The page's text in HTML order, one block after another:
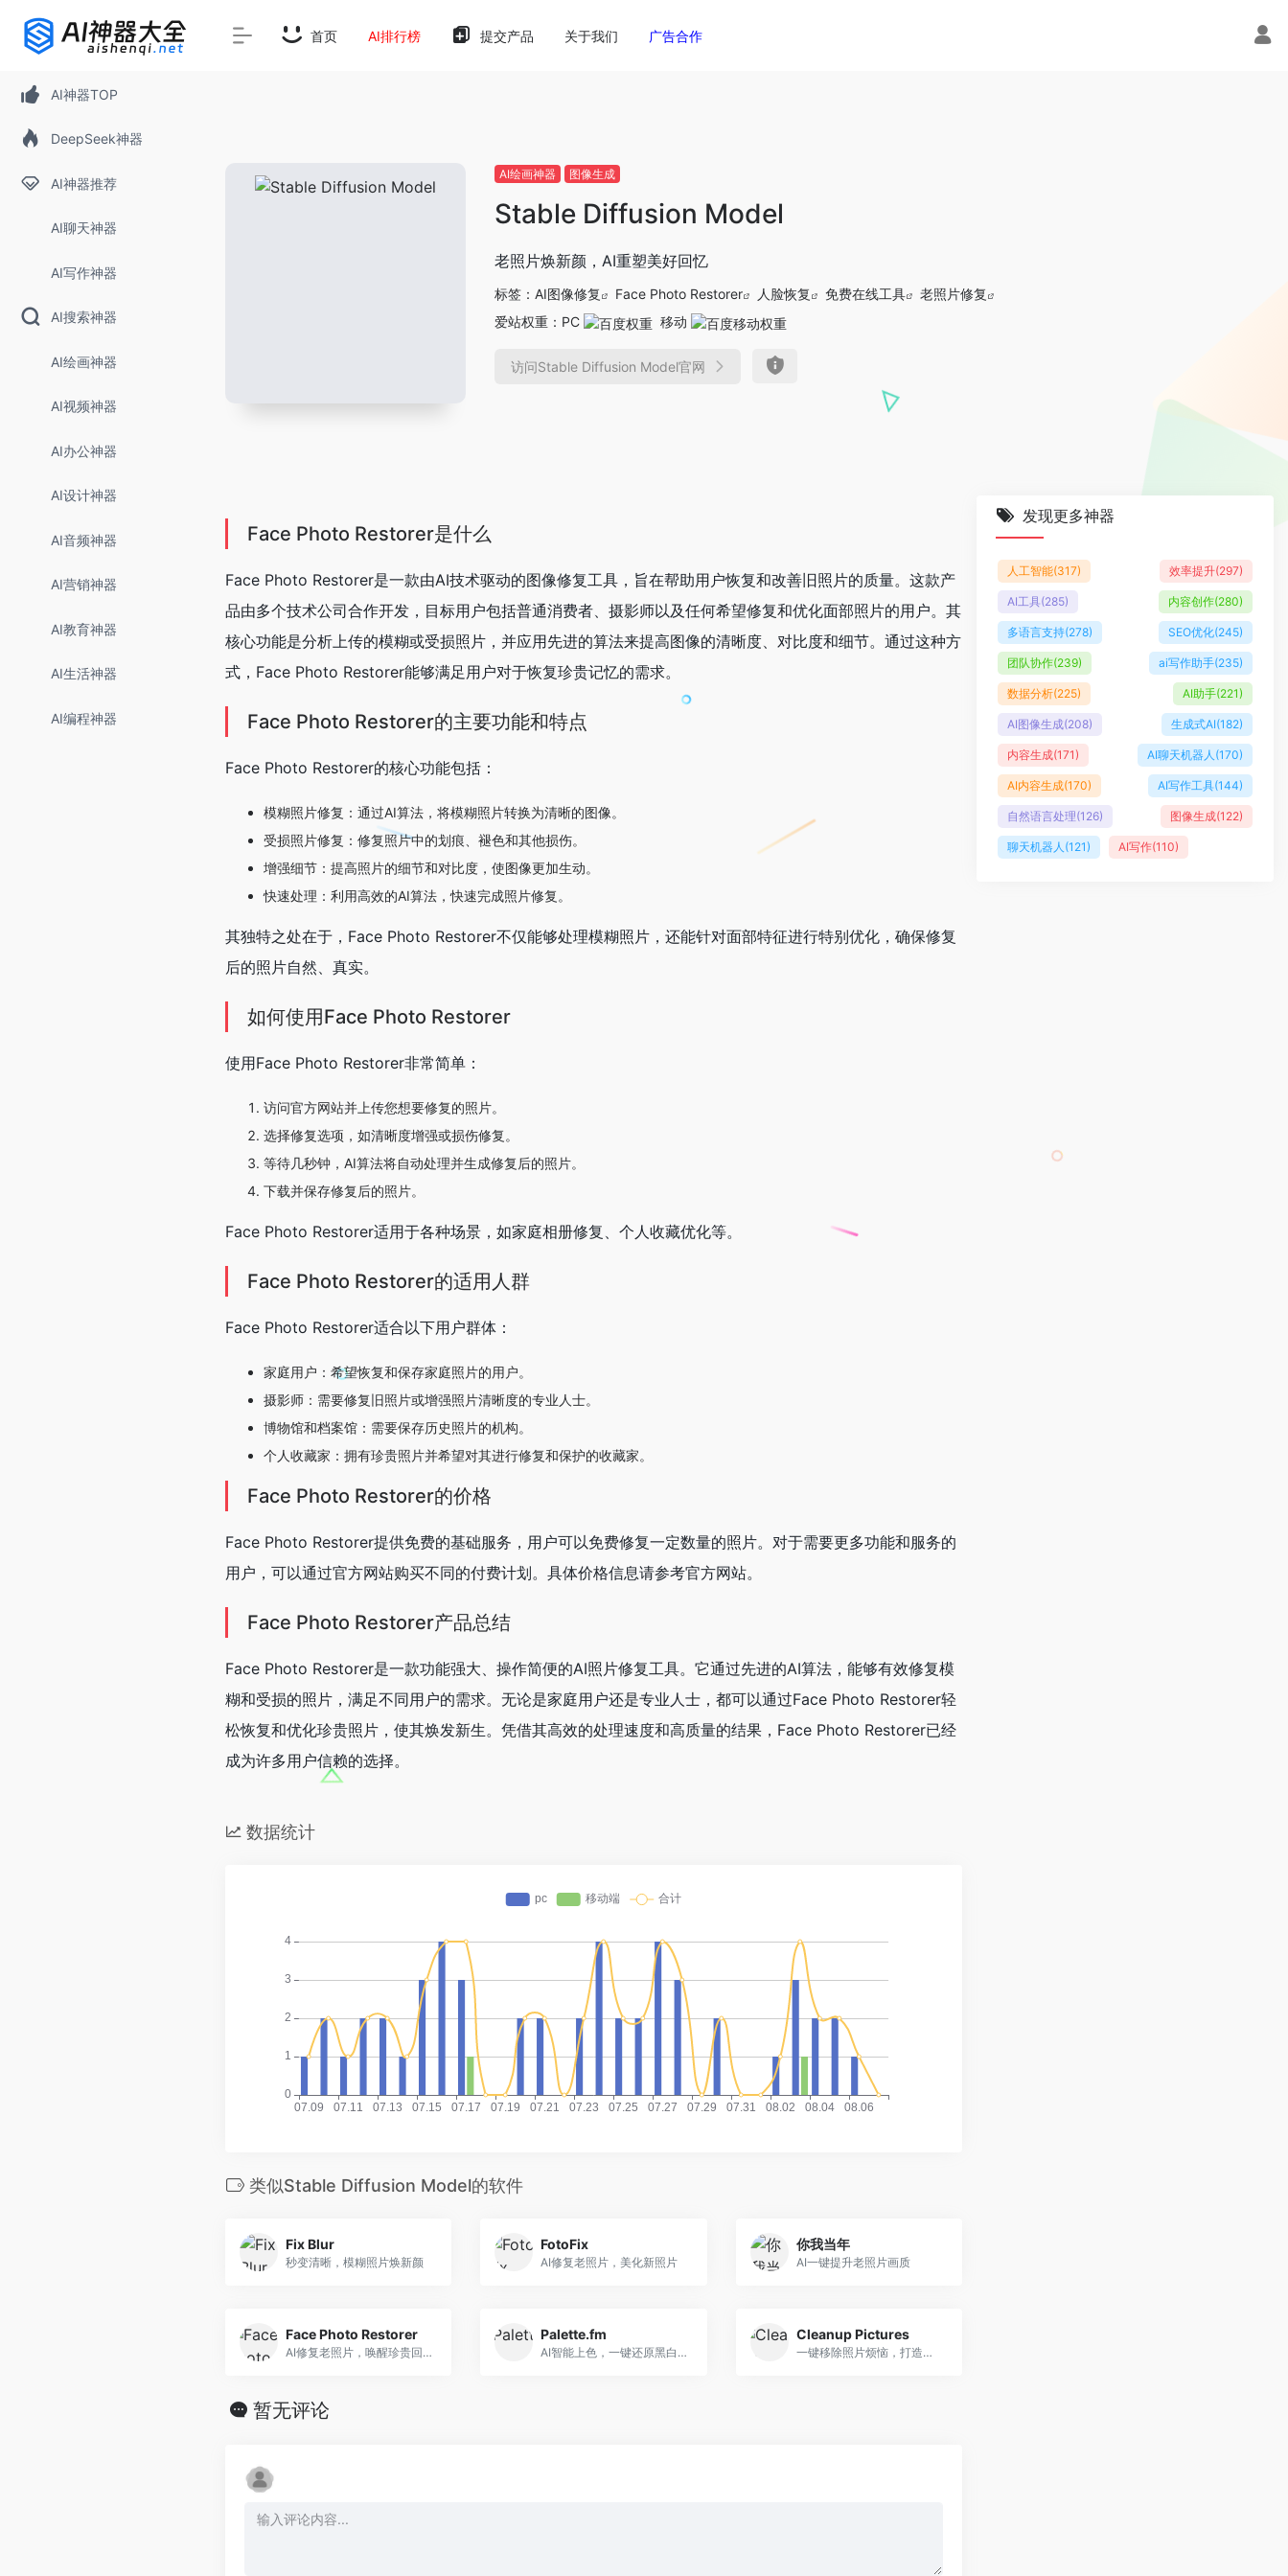
AI神器TOP
DeepSeek神器
AI神器推荐
AI聊天神器
AI写作神器
AI搜索神器
AI绘画神器
AI视频神器
AI办公神器
AI设计神器
AI音频神器
AI营销神器
AI教育神器
AI生活神器
AI编程神器
首页 AI排行榜 提交产品 关于我们 广告合作
AI绘画神器 图像生成
Stable Diffusion Model
老照片焕新颜，AI重塑美好回忆
标签： AI图像修复 Face Photo Restorer 人脸恢复 免费在线工具
老照片修复
爱站权重： PC 移动
访问Stable Diffusion Model官网
Face Photo Restorer是什么
Face Photo Restorer是一款由AI技术驱动的图像修复工具，旨在帮助用户恢复和改善旧照片的质量。这款产
品由多个技术公司合作开发，目标用户包括普通消费者、摄影师以及任何希望修复和优化面部照片的用户。其
核心功能是分析上传的模糊或受损照片，并应用先进的算法来提高图像的清晰度、对比度和细节。通过这种方
式，Face Photo Restorer能够满足用户对于恢复珍贵记忆的需求。
Face Photo Restorer的主要功能和特点
Face Photo Restorer的核心功能包括：
模糊照片修复：通过AI算法，将模糊照片转换为清晰的图像。
受损照片修复：修复照片中的划痕、褪色和其他损伤。
增强细节：提高照片的细节和对比度，使图像更加生动。
快速处理：利用高效的AI算法，快速完成照片修复。
其独特之处在于，Face Photo Restorer不仅能够处理模糊照片，还能针对面部特征进行特别优化，确保修复
后的照片自然、真实。
如何使用Face Photo Restorer
使用Face Photo Restorer非常简单：
访问官方网站并上传您想要修复的照片。
选择修复选项，如清晰度增强或损伤修复。
等待几秒钟，AI算法将自动处理并生成修复后的照片。
下载并保存修复后的照片。
Face Photo Restorer适用于各种场景，如家庭相册修复、个人收藏优化等。
Face Photo Restorer的适用人群
Face Photo Restorer适合以下用户群体：
家庭用户：希望恢复和保存家庭照片的用户。
摄影师：需要修复旧照片或增强照片清晰度的专业人士。
博物馆和档案馆：需要保存历史照片的机构。
个人收藏家：拥有珍贵照片并希望对其进行修复和保护的收藏家。
Face Photo Restorer的价格
Face Photo Restorer提供免费的基础服务，用户可以免费修复一定数量的照片。对于需要更多功能和服务的
用户，可以通过官方网站购买不同的付费计划。具体价格信息请参考官方网站。
Face Photo Restorer产品总结
Face Photo Restorer是一款功能强大、操作简便的AI照片修复工具。它通过先进的AI算法，能够有效修复模
糊和受损的照片，满足不同用户的需求。无论是家庭用户还是专业人士，都可以通过Face Photo Restorer轻
松恢复和优化珍贵照片，使其焕发新生。凭借其高效的处理速度和高质量的结果，Face Photo Restorer已经
成为许多用户信赖的选择。
数据统计
类似Stable Diffusion Model的软件
Fix Blur
秒变清晰，模糊照片焕新颜
FotoFix
AI修复老照片，美化新照片
你我当年
AI一键提升老照片画质
Face Photo Restorer
AI修复老照片，唤醒珍贵回忆
Palette.fm
AI智能上色，一键还原黑白影像
Cleanup Pictures
一键移除照片烦恼，打造完美视觉！
暂无评论
发现更多神器
人工智能(317) 效率提升(297)
AI工具(285) 内容创作(280)
多语言支持(278) SEO优化(245)
团队协作(239) ai写作助手(235)
数据分析(225) AI助手(221)
AI图像生成(208) 生成式AI(182)
内容生成(171) AI聊天机器人 (170)
AI内容生成(170) AI写作工具(144)
自然语言处理(126) 图像生成(122)
聊天机器人 (121) AI写作(110)